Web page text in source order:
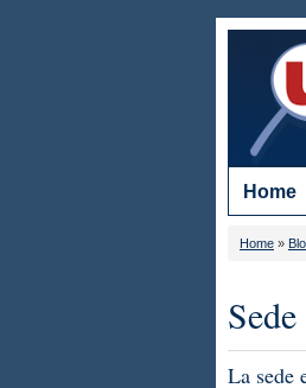
Home
Home »
La sede